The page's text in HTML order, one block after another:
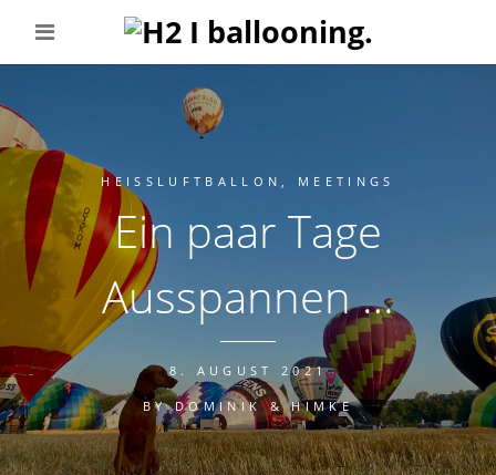
HEISSLUFTBALLON , MEETINGS
Ein paar Tage
Ausspannen …
8. AUGUST 2021
BYDOMINIK & HIMKE